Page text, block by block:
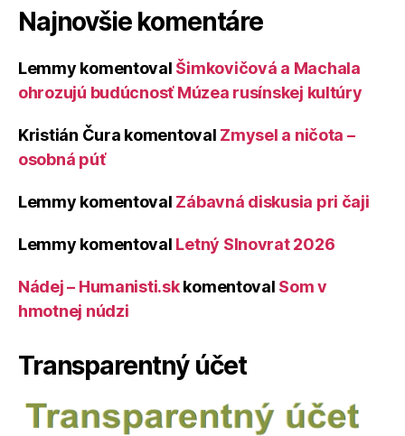
Najnovšie komentáre
Lemmy komentoval Šimkovičová a Machala
ohrozujú budúcnosť Múzea rusínskej kultúry
Kristián Čura komentoval Zmysel a ničota –
osobná púť
Lemmy komentoval Zábavná diskusia pri čaji
Lemmy komentoval Letný Slnovrat 2026
Nádej – Humanisti.skkomentoval Som v
hmotnej núdzi
Transparentný účet